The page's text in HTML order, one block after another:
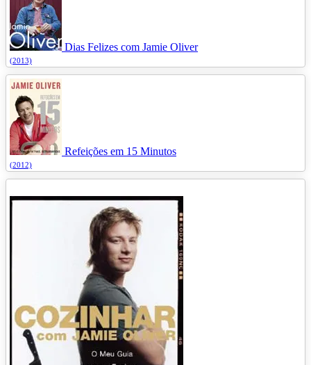
Dias Felizes com Jamie Oliver
(2013)
Refeições em 15 Minutos
(2012)